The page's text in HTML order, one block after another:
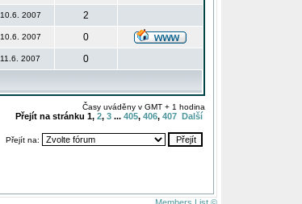
10.6. 2007
2
10.6. 2007
0
11.6. 2007 0
Časy uváděny v GMT + 1 hodina
Přejít na stránku 1, 2, 3 ... 405, 406, 407 Další
Přejít na: